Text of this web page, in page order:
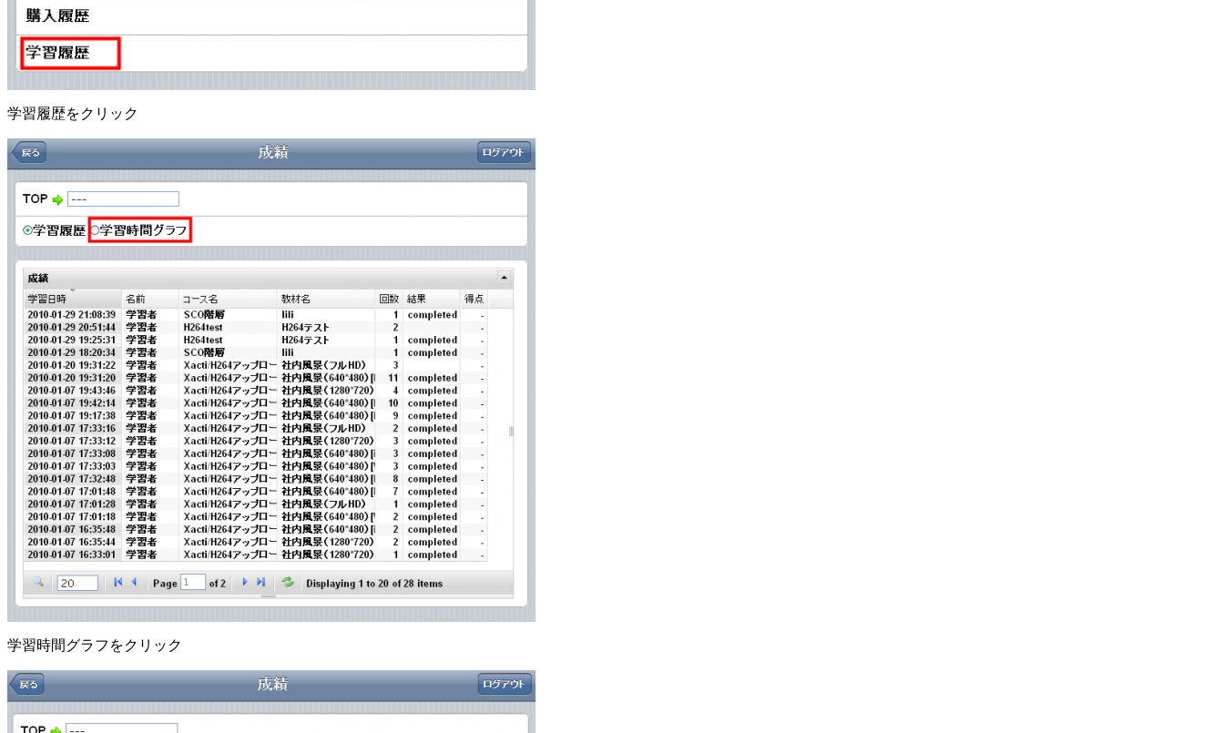
学習履歴をクリック
学習時間グラフをクリック